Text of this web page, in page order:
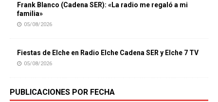
Frank Blanco (Cadena SER): «La radio me regaló a mi
familia»
05/08/2026
Fiestas de Elche en Radio Elche Cadena SER y Elche 7 TV
05/08/2026
PUBLICACIONES POR FECHA